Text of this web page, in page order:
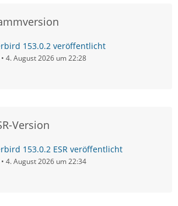
153.0.2 veröffentlicht
4. August 2026 um 22:28
Version
153.0.2 ESR veröffentlicht
4. August 2026 um 22:34